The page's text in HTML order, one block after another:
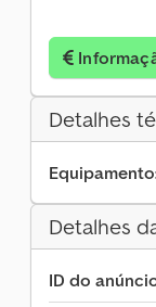
Detalhes
Detalhes
ID do